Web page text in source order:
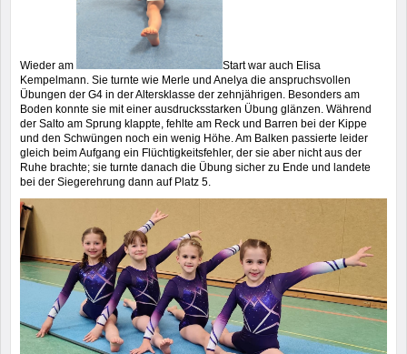
Wieder am
Start war auch Elisa
Kempelmann. Sie turnte wie Merle und Anelya die anspruchsvollen
Übungen der G4 in der Altersklasse der zehnjährigen. Besonders am
Boden konnte sie mit einer ausdrucksstarken Übung glänzen. Während
der Salto am Sprung klappte, fehlte am Reck und Barren bei der Kippe
und den Schwüngen noch ein wenig Höhe. Am Balken passierte leider
gleich beim Aufgang ein Flüchtigkeitsfehler, der sie aber nicht aus der
Ruhe brachte; sie turnte danach die Übung sicher zu Ende und landete
bei der Siegerehrung dann auf Platz 5.